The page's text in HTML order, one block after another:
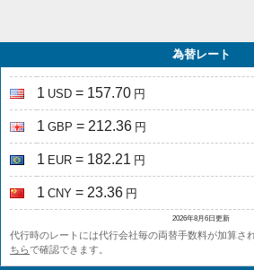
為替レート
1 USD = 157.70 円
1 GBP = 212.36 円
1 EUR = 182.21 円
1 CNY = 23.36 円
2026年8月6日更新
代行時のレートには代行会社毎の両替手数料が加算さ
ちらで確認できます。